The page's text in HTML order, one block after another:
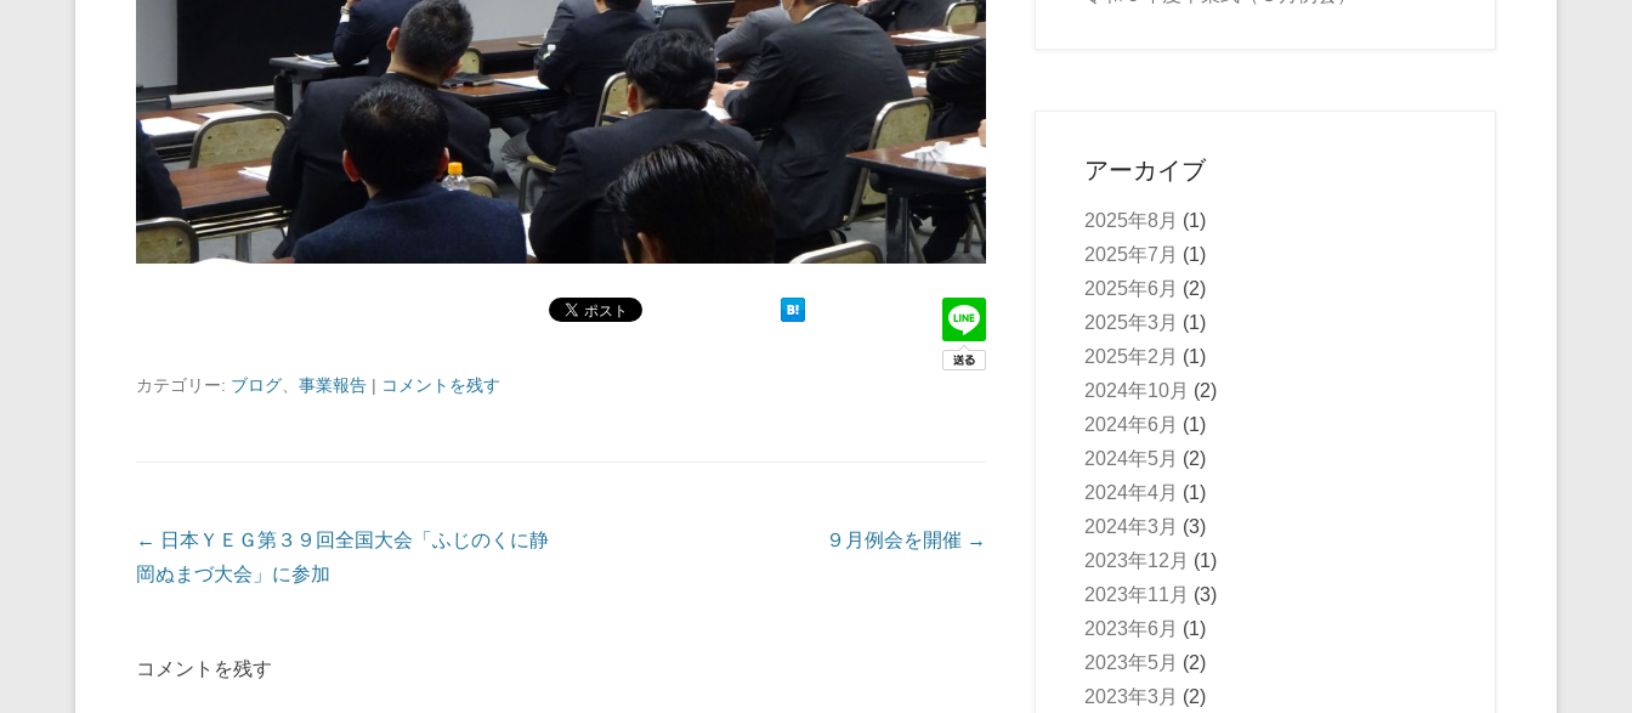
カテゴリー: ブログ 事業報告 | コメントを残す
投稿ナビゲーション
← 日本ＹＥＧ第３９回全国大会「ふじのくに静
岡ぬまづ大会」に参加
９月例会を開催 →
コメントを残す
アーカイブ
2025年8月 (1)
2025年7月 (1)
2025年6月 (2)
2025年3月 (1)
2025年2月 (1)
2024年10月 (2)
2024年6月 (1)
2024年5月 (2)
2024年4月 (1)
2024年3月 (3)
2023年12月 (1)
2023年11月 (3)
2023年6月 (1)
2023年5月 (2)
2023年3月 (2)